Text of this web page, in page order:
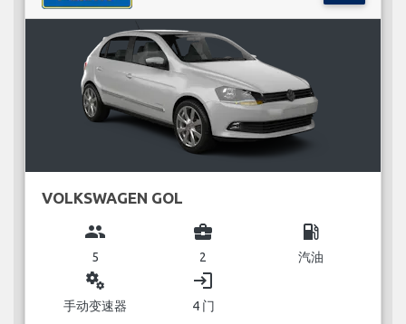
VOLKSWAGEN GOL
group
5
business_center
2
local_gas_station
汽油
miscellaneous_services
手动变速器
login
4 门